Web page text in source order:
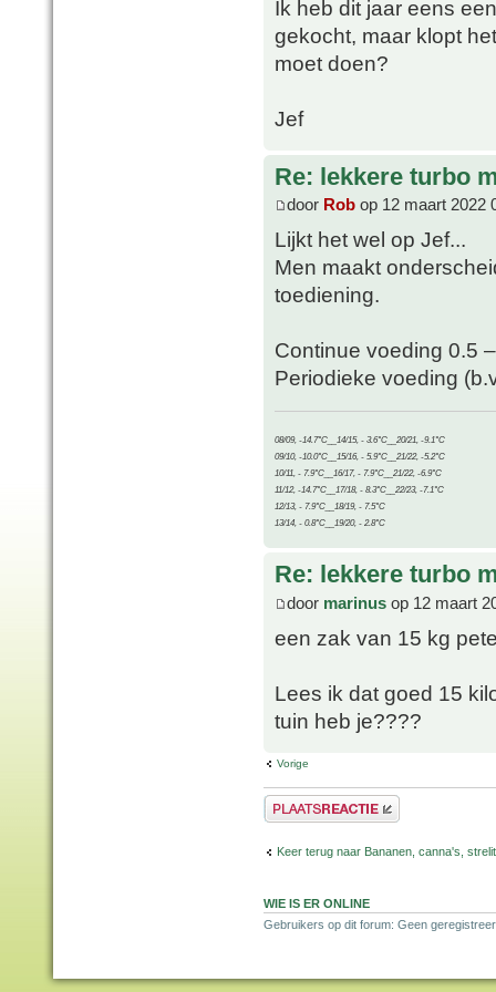
Ik heb dit jaar eens
gekocht, maar klopt
moet doen?
Jef
Re: lekkere turbo
door Rob op 12 maart 2022
Lijkt het wel op Jef...
Men maakt
toediening.
Continue voeding 0.5
Periodieke voeding
08/09, -14.7°C__14/15, - 3.6°C__20/21, -9.1°C
09/10, -10.0°C__15/16, - 5.9°C__21/22, -5.2°C
10/11, - 7.9°C__16/17, - 7.9°C__21/22, -6.9°C
11/12, -14.7°C__17/18, - 8.3°C__22/23, -7.1°C
12/13, - 7.9°C__18/19, - 7.5°C
13/14, - 0.8°C__19/20, - 2.8°C
Re: lekkere turbo
door marinus op 12 maart
een zak van 15 kg
Lees ik dat goed 15
tuin heb je????
Vorige
Plaats een reactie
Keer terug naar Bananen, canna's,
WIE IS ER ONLINE
Gebruikers op dit forum: Geen